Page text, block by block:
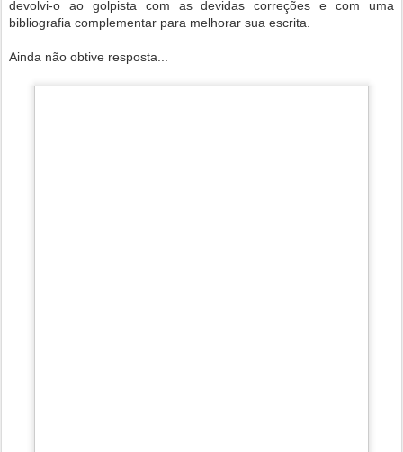
devolvi-o ao golpista com as devidas correções e com uma
bibliografia complementar para melhorar sua escrita.
Ainda não obtive resposta...